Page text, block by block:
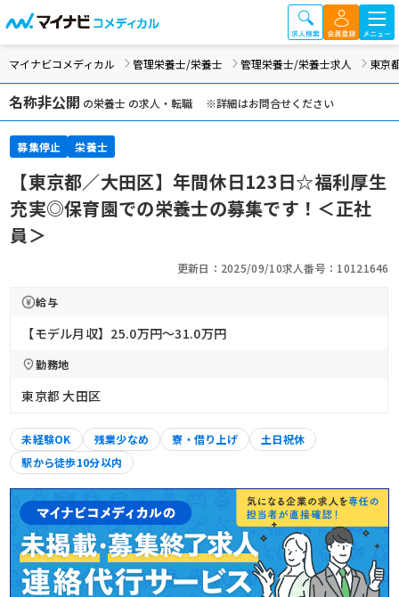
マイナビコメディカル 管理栄養士/栄養士 管理栄養士/栄養士求人 東京
名称非公開 の栄養士 の求人・転職 ※詳細はお問合せください
募集停止 栄養士
【東京都／大田区】年間休日123日☆福利厚生
充実◎保育園での栄養士の募集です！＜正社
員＞
更新日：2025/09/10求人番号：10121646
給与
【モデル月収】25.0万円〜31.0万円
勤務地
東京都 大田区
未経験OK 残業少なめ 寮・借り上げ
土日祝休
駅から徒歩10分以内